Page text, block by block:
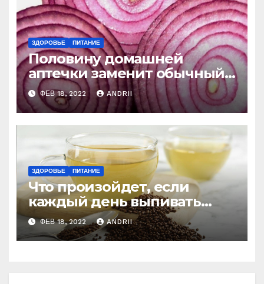
ЗДОРОВЬЕ ПИТАНИЕ
Половину домашней
аптечки заменит обычный
лук
ФЕВ 18, 2022 ANDRII
ЗДОРОВЬЕ ПИТАНИЕ
Что произойдет, если
каждый день выпивать
чашечку гречишного чая
ФЕВ 18, 2022 ANDRII